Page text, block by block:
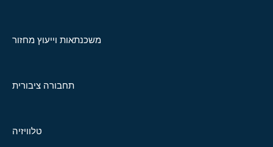
משכנתאות וייעוץ מחזור
תחבורה ציבורית
טלוויזיה